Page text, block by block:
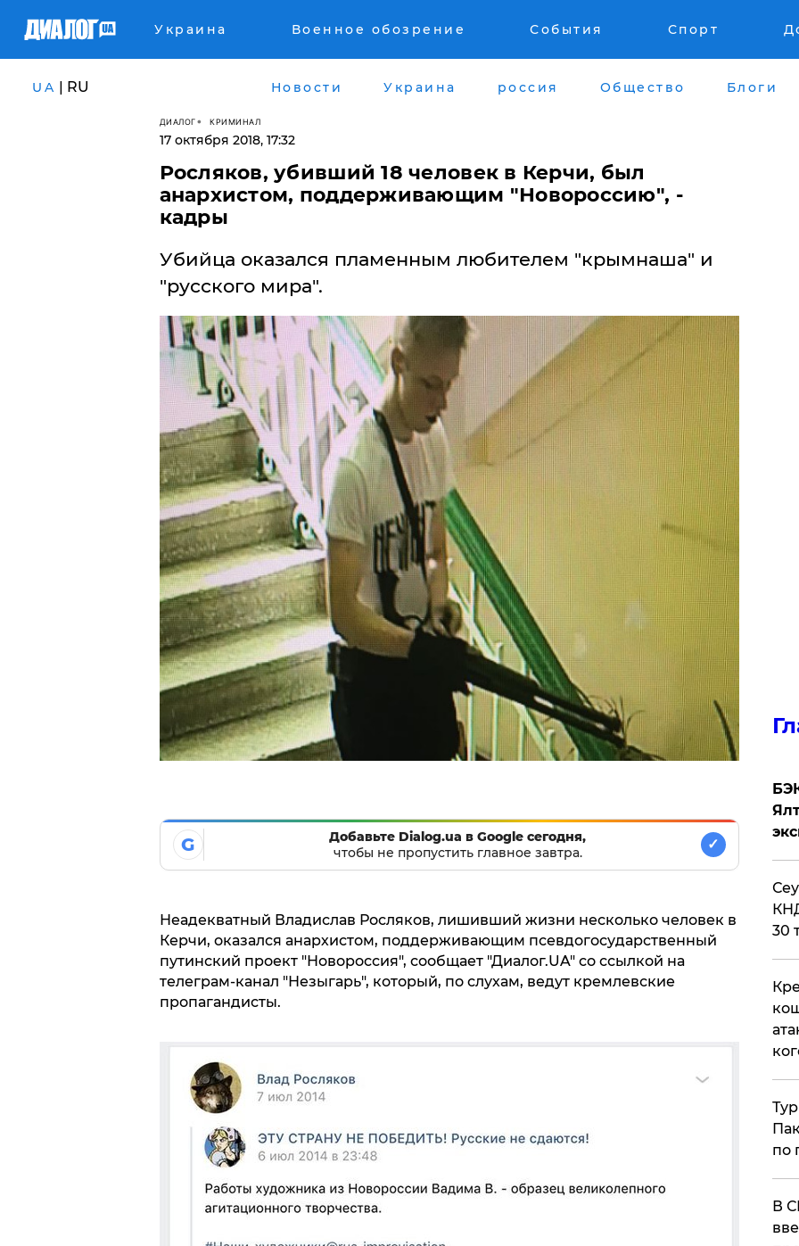
Украина Военное обозрение События Спорт
UA | RU Новости Украина россия Общество Блоги
ДИАЛОГ КРИМИНАЛ
17 октября 2018, 17:32
Росляков, убивший 18 человек в Керчи, был
анархистом, поддерживающим "Новороссию", -
кадры
Убийца оказался пламенным любителем "крымнаша" и
"русского мира".
G
Добавьте Dialog.ua в Google сегодня,
чтобы не пропустить главное завтра.
✓
Неадекватный Владислав Росляков, лишивший жизни несколько человек в
Керчи, оказался анархистом, поддерживающим псевдогосударственный
путинский проект "Новороссия", сообщает "Диалог.UA" со ссылкой на
телеграм-канал "Незыгарь", который, по слухам, ведут кремлевские
пропагандисты.
30
по
В